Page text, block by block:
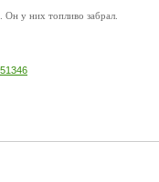
Он у них топливо забрал.